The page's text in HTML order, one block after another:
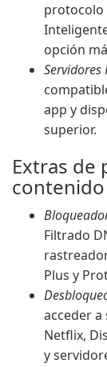
protocolo
opción
Servidores
app y
superior.
Extras de
contenido
Filtrado
Plus y
acceder
Netflix,
y